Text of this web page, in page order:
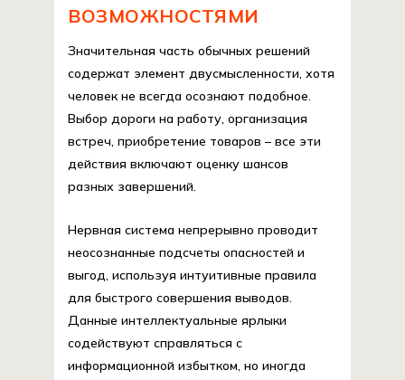
ВОЗМОЖНОСТЯМИ
Значительная часть обычных решений
содержат элемент двусмысленности, хотя
человек не всегда осознают подобное.
Выбор дороги на работу, организация
встреч, приобретение товаров – все эти
действия включают оценку шансов
разных завершений.
Нервная система непрерывно проводит
неосознанные подсчеты опасностей и
выгод, используя интуитивные правила
для быстрого совершения выводов.
Данные интеллектуальные ярлыки
содействуют справляться с
информационной избытком, но иногда